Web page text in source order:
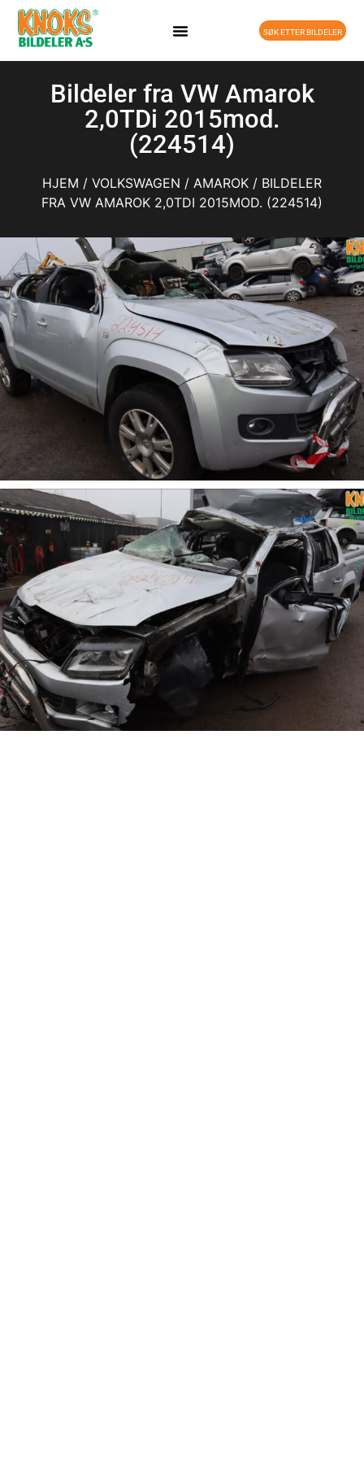
SØK ETTER BILDELER
Bildeler fra VW Amarok
2,0TDi 2015mod.
(224514)
HJEM / VOLKSWAGEN / AMAROK / BILDELER
FRA VW AMAROK 2,0TDI 2015MOD. (224514)